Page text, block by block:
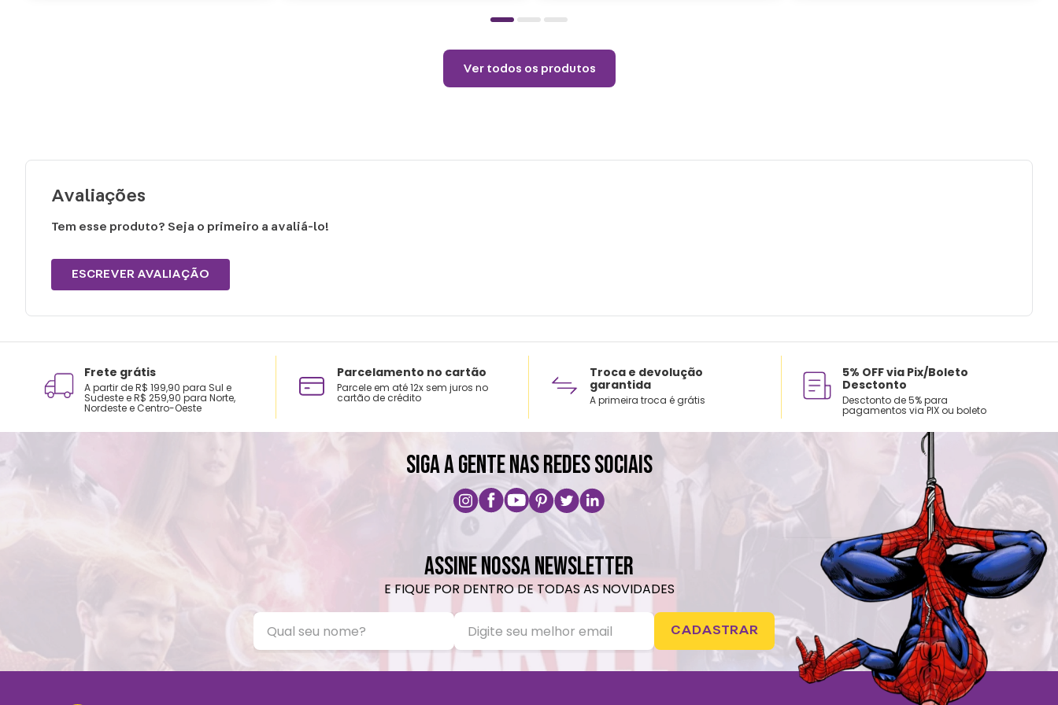
Ver todos os produtos
Avaliações
Tem esse produto? Seja o primeiro a avaliá-lo!
ESCREVER AVALIAÇÃO
Frete grátis
A partir de R$ 199,90 para Sul e
Sudeste e R$ 259,90 para Norte,
Nordeste e Centro-Oeste
Parcelamento no cartão
Parcele em até 12x sem juros no
cartão de crédito
Troca e devolução
garantida
A primeira troca é grátis
5% OFF via Pix/Boleto
Desctonto
Desctonto de 5% para
pagamentos via PIX ou boleto
SIGA A GENTE NAS REDES SOCIAIS
ASSINE NOSSA NEWSLETTER
E FIQUE POR DENTRO DE TODAS AS NOVIDADES
CADASTRAR